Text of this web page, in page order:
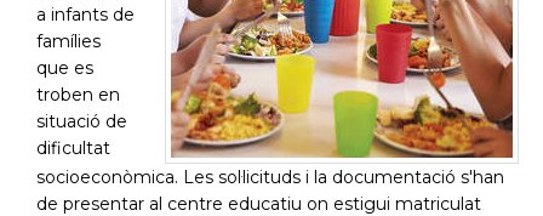
a infants de
famílies
que es
troben en
situació de
dificultat
socioeconòmica. Les sol·licituds i la documentació s'han
de presentar al centre educatiu on estigui matriculat